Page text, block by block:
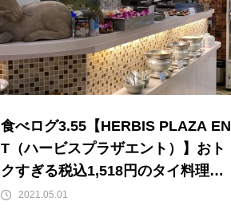
食べログ3.55【HERBIS PLAZA EN
T（ハービスプラザエント）】おト
クすぎる税込1,518円のタイ料理ビ
ュッフェ！KOHSAMUI BY CHEDI
2021.05.01